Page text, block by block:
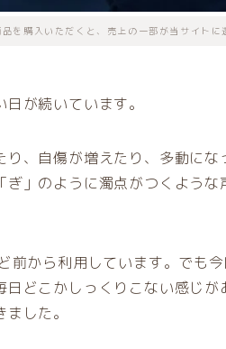
を購入いただくと、売上の一部が当サイトに
が続いています。
、自傷が増えたり、多動に
」のように濁点がつくような
前から利用しています。でも
日どこかしっくりこない感じ
した。